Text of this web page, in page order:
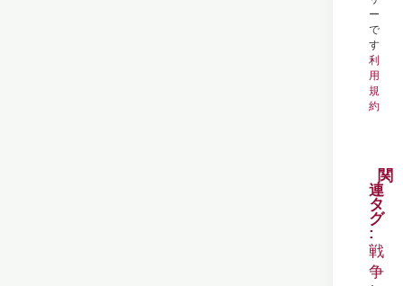
ー
で
す
利
用
規
約
関
連
タ
グ
戦
争